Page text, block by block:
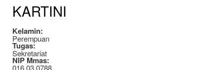
KARTINI
Kelamin:
Perempuan
Tugas:
Sekretariat
NIP Mmas:
016 03 0788